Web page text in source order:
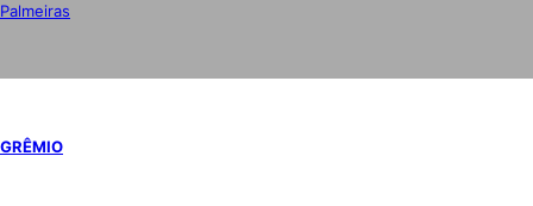
Palmeiras
GRÊMIO